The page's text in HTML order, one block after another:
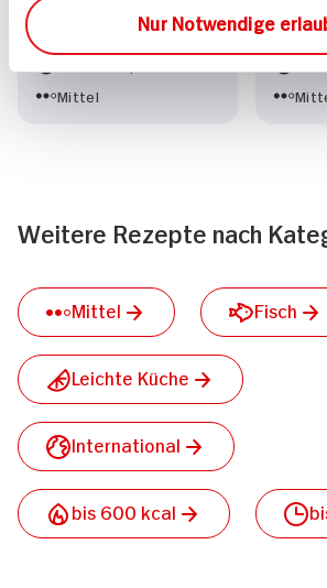
Nur Notwendige
Mittel
30
Weitere Rezepte nach
Mittel Fisch
Leichte Küche
International
bis 600 kcal